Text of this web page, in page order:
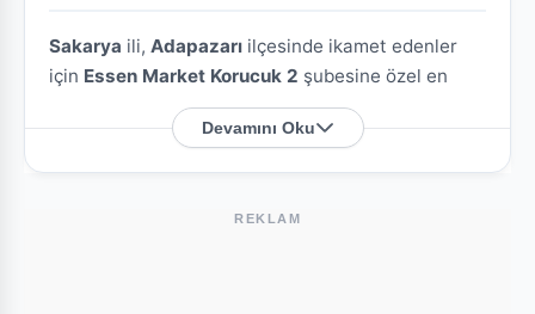
Sakarya ili, Adapazarı ilçesinde ikamet edenler
için Essen Market Korucuk 2 şubesine özel en
güncel indirim broşürlerini ve aktüel ürün
fırsatlarını bu sayfada derledik.
Devamını Oku
REKLAM